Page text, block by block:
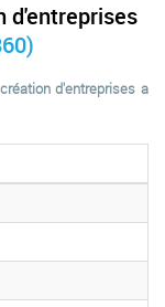
d'entreprises
d'entreprises a